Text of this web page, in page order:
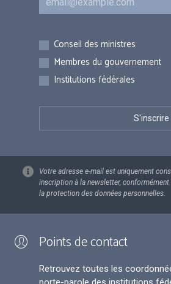
Inscriptions
Conseil des ministres
Membres du gouvernement
Institutions fédérales
Votre adresse e-mail est uniquement
inscription à la newsletter, conformément
la protection des données personnelles.
Points de contact
Retrouvez toutes les